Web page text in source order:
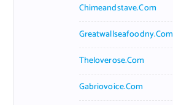
Chimeandstave.com
Greatwallseafoodny.com
Theloverose.com
Gabriovoice.com